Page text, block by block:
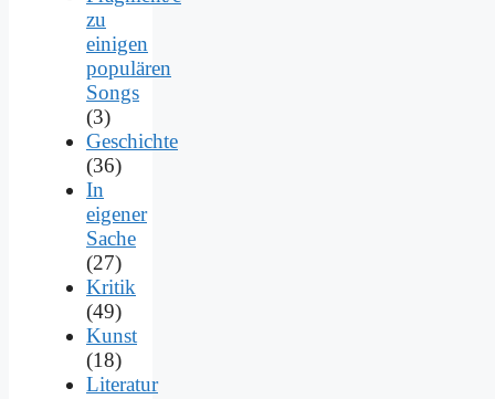
zu
einigen
populären
Songs
(3)
Geschichte
(36)
In
eigener
Sache
(27)
Kritik
(49)
Kunst
(18)
Literatur